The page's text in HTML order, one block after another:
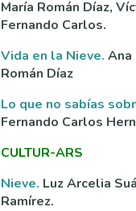
María Román Díaz,
Fernando Carlos.
Vida en la Nieve. Ana
Román Díaz
Lo que no sabías
Fernando Carlos
CULTUR-ARS
Nieve. Luz Arcelia
Ramírez.